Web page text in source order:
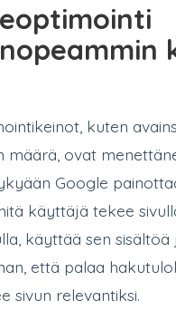
kuten
määrä, ovat
Google
käyttäjä tekee
käyttää sen sisältöä
että palaa
sivun relevantiksi.